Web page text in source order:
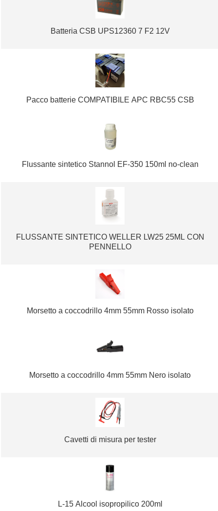
Batteria CSB UPS12360 7 F2 12V
Pacco batterie COMPATIBILE APC RBC55 CSB
Flussante sintetico Stannol EF-350 150ml no-clean
FLUSSANTE SINTETICO WELLER LW25 25ML CON
PENNELLO
Morsetto a coccodrillo 4mm 55mm Rosso isolato
Morsetto a coccodrillo 4mm 55mm Nero isolato
Cavetti di misura per tester
L-15 Alcool isopropilico 200ml